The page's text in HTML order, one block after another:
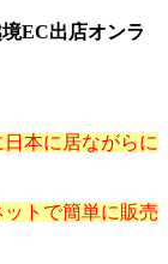
EC出店オンラ
本に居ながらに
トで簡単に販売